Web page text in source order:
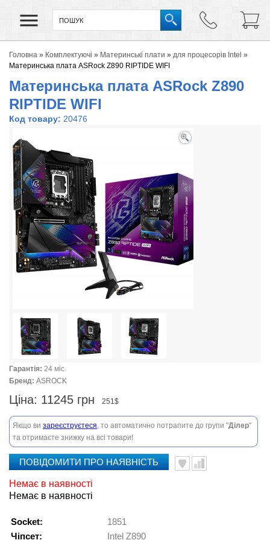
Головна » Комплектуючі » Материнські плати » для процесорів Intel »
Материнська плата ASRock Z890 RIPTIDE WIFI
Материнська плата ASRock Z890
RIPTIDE WIFI
Код товару: 20476
Гарантія: 24 міс.
Бренд: ASROCK
Ціна: 11245 грн 251$
Якщо ви зареєструєтеся, то автоматично потрапите до групи "Ділер"
та отримаєте знижку на всі товари!
ПОВІДОМИТИ ПРО НАЯВНІСТЬ
Немає в наявності
Немає в наявності
Socket:
1851
Чіпсет:
Intel Z890